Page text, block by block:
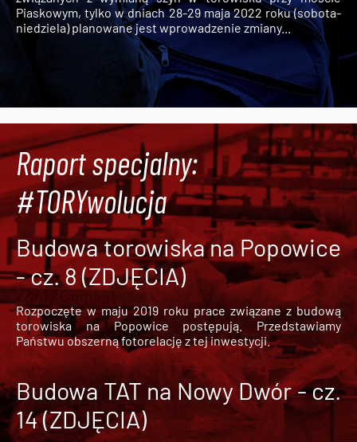
Piaskowym, tylko w dniach 28-29 maja 2022 roku (sobota-
niedziela) planowane jest wprowadzenie zmiany...
Raport specjalny:
#TORYwolucja
Budowa torowiska na Popowice
- cz. 8 (ZDJĘCIA)
Rozpoczęte w maju 2019 roku prace związane z budową
torowiska na Popowice
postępują. Przedstawiamy
Państwu obszerną fotorelację z tej inwestycji.
Budowa TAT na Nowy Dwór - cz.
14 (ZDJĘCIA)